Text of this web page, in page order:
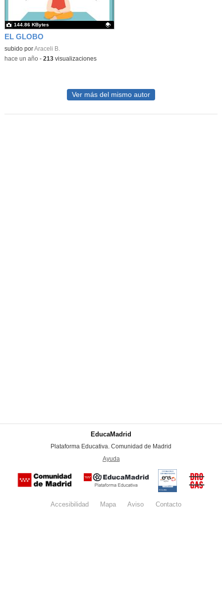
EL GLOBO
Contenido educativo.
subido porAraceli B.
144.86 KBytes
-hace un año- 213visualizaciones
Ver más del mismo autor
EducaMadrid
Plataforma Educativa. Comunidad de Madrid
Ayuda
Certificación
conformidad
con el
Nacional de
Seguridad
del
Accesibilidad Mapa Aviso legalContacto